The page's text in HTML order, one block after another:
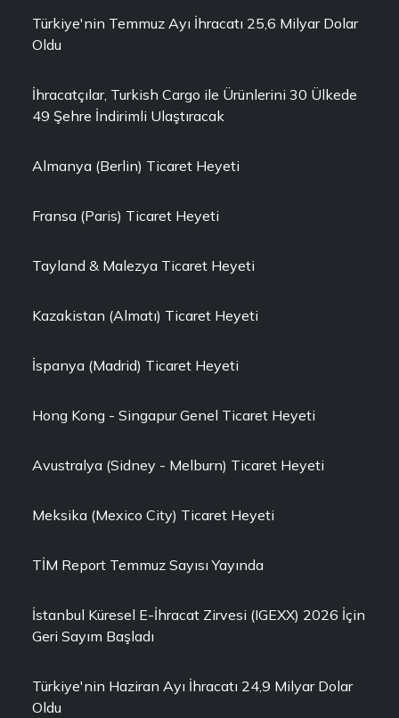
Türkiye'nin Temmuz Ayı İhracatı 25,6 Milyar Dolar
Oldu
İhracatçılar, Turkish Cargo ile Ürünlerini 30 Ülkede
49 Şehre İndirimli Ulaştıracak
Almanya (Berlin) Ticaret Heyeti
Fransa (Paris) Ticaret Heyeti
Tayland & Malezya Ticaret Heyeti
Kazakistan (Almatı) Ticaret Heyeti
İspanya (Madrid) Ticaret Heyeti
Hong Kong - Singapur Genel Ticaret Heyeti
Avustralya (Sidney - Melburn) Ticaret Heyeti
Meksika (Mexico City) Ticaret Heyeti
TİM Report Temmuz Sayısı Yayında
İstanbul Küresel E-İhracat Zirvesi (IGEXX) 2026 İçin
Geri Sayım Başladı
Türkiye'nin Haziran Ayı İhracatı 24,9 Milyar Dolar
Oldu